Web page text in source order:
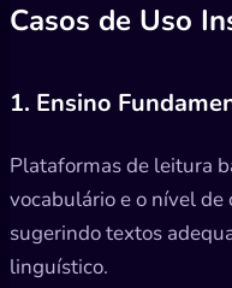
Casos de Uso
1. Ensino
Plataformas de leitura
vocabulário e o nível de
sugerindo textos
linguístico.